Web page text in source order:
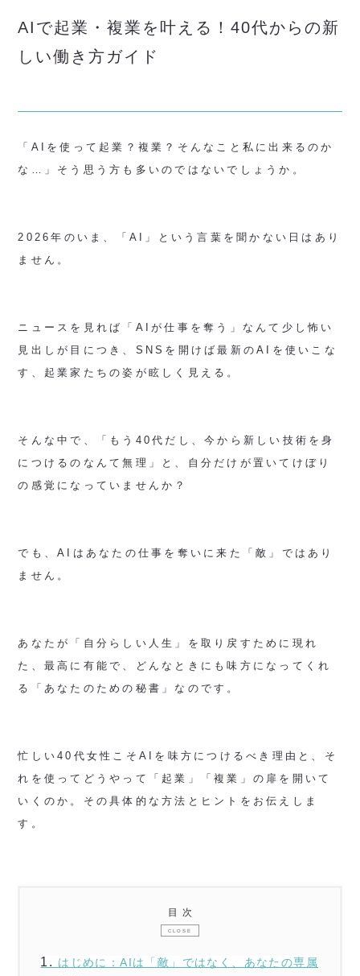
AIで起業・複業を叶える！40代からの新
しい働き方ガイド
「AIを使って起業？複業？そんなこと私に出来るのか
な…」そう思う方も多いのではないでしょうか。
2026年のいま、「AI」という言葉を聞かない日はあり
ません。
ニュースを見れば「AIが仕事を奪う」なんて少し怖い
見出しが目につき、SNSを開けば最新のAIを使いこな
す、起業家たちの姿が眩しく見える。
そんな中で、「もう40代だし、今から新しい技術を身
につけるのなんて無理」と、自分だけが置いてけぼり
の感覚になっていませんか？
でも、AIはあなたの仕事を奪いに来た「敵」ではあり
ません。
あなたが「自分らしい人生」を取り戻すために現れ
た、最高に有能で、どんなときにも味方になってくれ
る「あなたのための秘書」なのです。
忙しい40代女性こそAIを味方につけるべき理由と、そ
れを使ってどうやって「起業」「複業」の扉を開いて
いくのか。その具体的な方法とヒントをお伝えしま
す。
目次
1. はじめに：AIは「敵」ではなく、あなたの専属